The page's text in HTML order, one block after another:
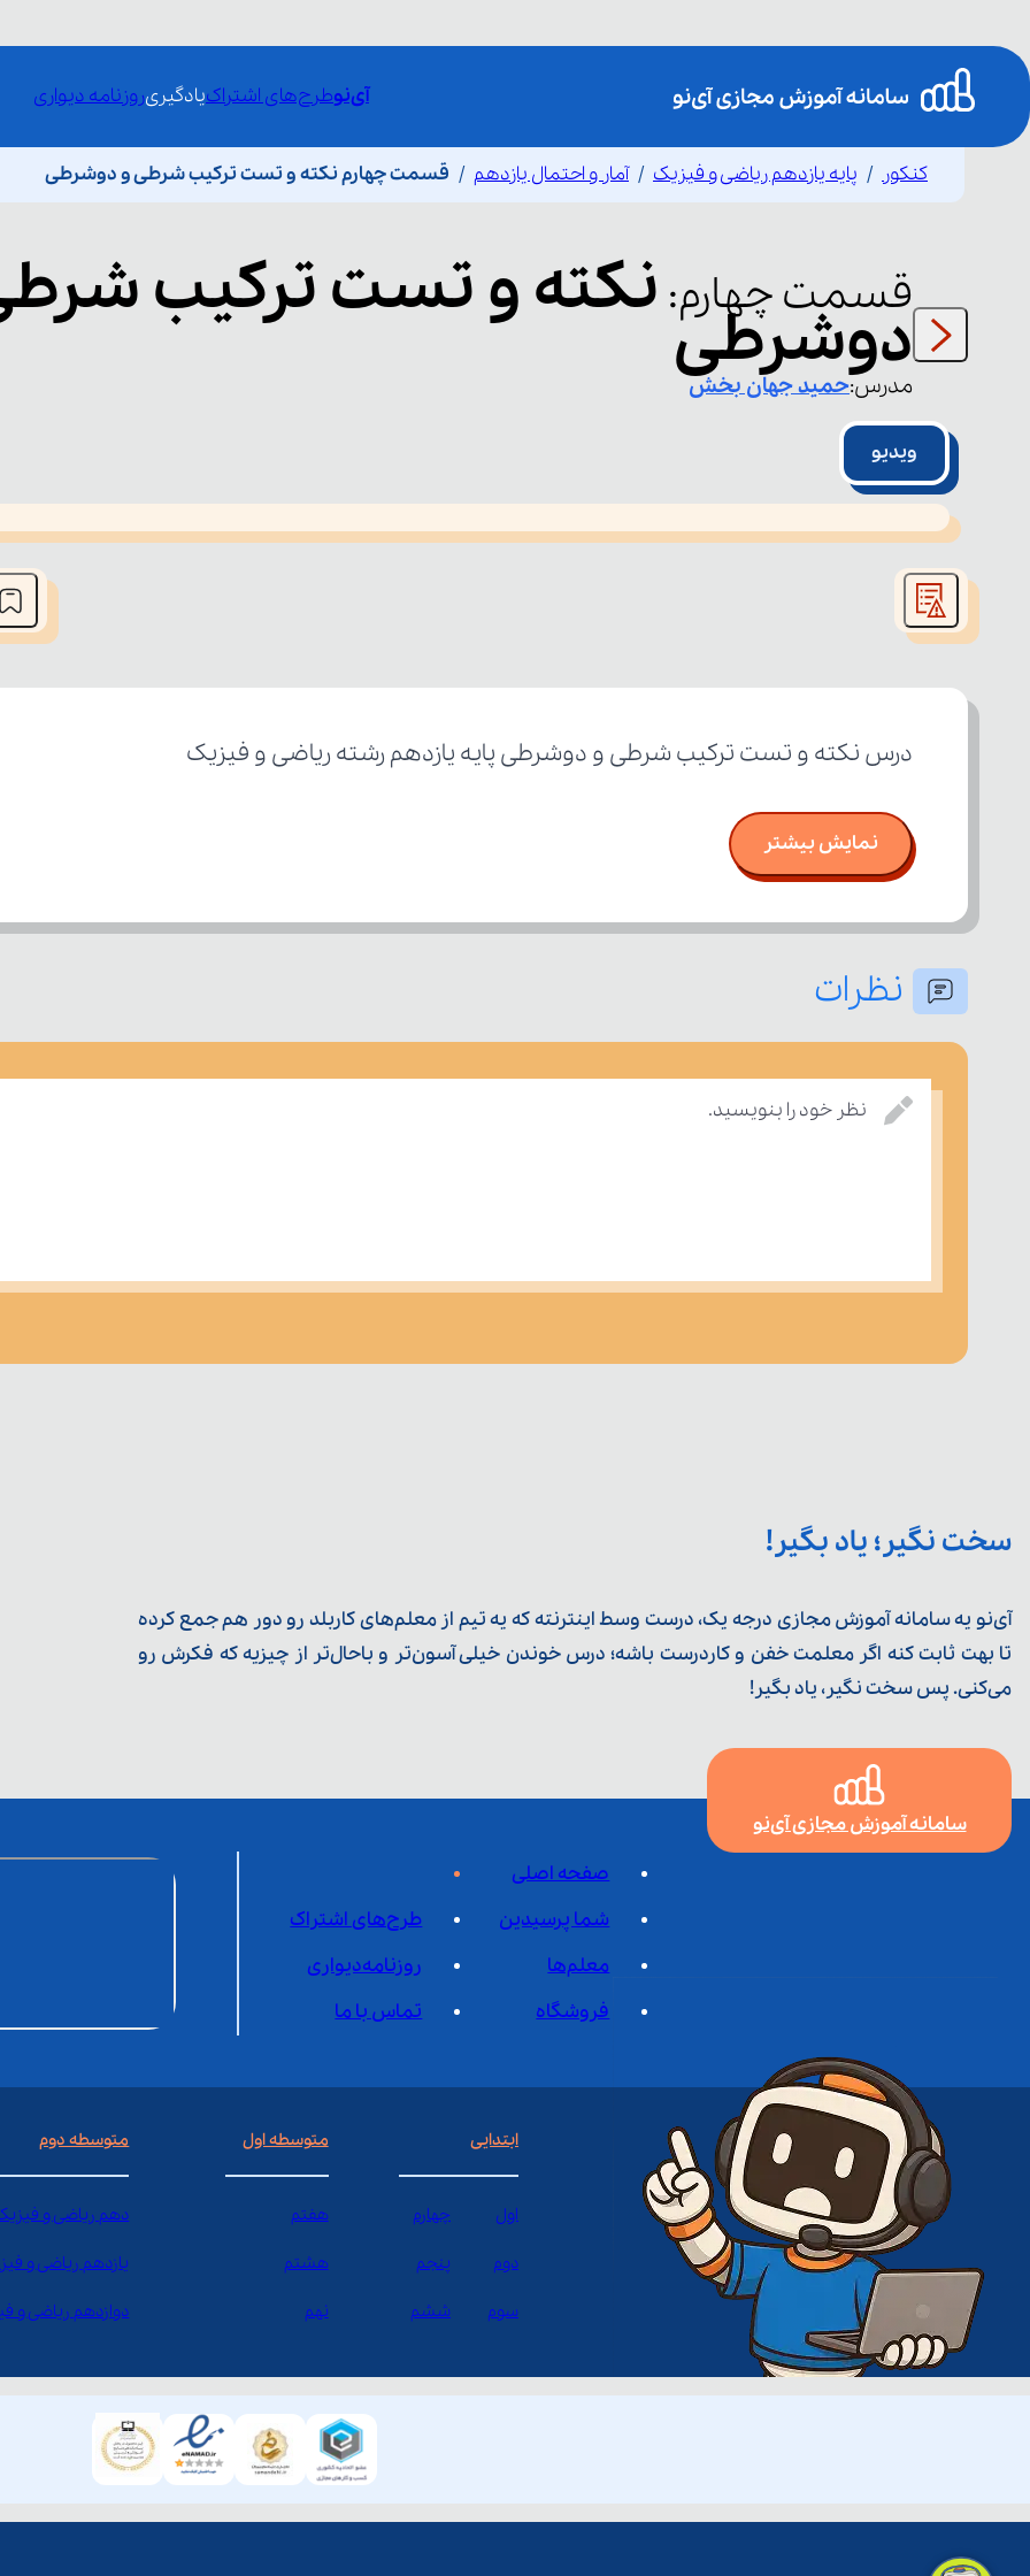
آی‌نوطرح‌های اشتراکیادگیریروزنامه دیواری
کنکور پایه یازدهم ریاضی و فیزیک آمار و احتمال یازدهم قسمت چهارم نکته و تست ترکیب شرطی و دوشرطی
قسمتچهارم: نکته و تست ترکیب
دوشرطی
مدرس:حمیدجهان بخش
ویدیو
This
is
window.
درس نکته و تست ترکیب شرطی و دوشرطی پایه یازدهم رشته ریاضی و فیزیک
نمایش بیشتر
نظرات
نظر خود را بنویسید.
سخت نگیر؛ یاد بگیر!
آی‌نو یه سامانه آموزش مجازی درجه یک، درست وسط اینترنته که یه تیم از معلم‌‌های کاربلد رو دور هم جمع کرده
تا بهت ثابت کنه اگر معلمت خفن و کاردرست باشه؛ درس خوندن خیلی آسون‌تر و باحال‌تر از چیزیه که فکرش رو
می‌کنی. پس سخت نگیر، یاد بگیر!
سامانه آموزش مجازی آی‌نو
صفحه اصلی
شما پرسیدین
طرح‌های اشتراک
معلم‌ها
روزنامه‌دیواری
فروشگاه
تماس با ما
ابتدایی
اول چهارم
دوم پنجم
سوم ششم
متوسطه اول
هفتم
هشتم
نهم
متوسطه دوم
دهم ریاضی و
یازدهم ریاضی و
دوازدهم ریاضی و